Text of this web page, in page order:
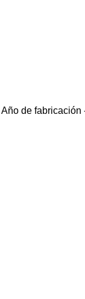
Año de fabricación